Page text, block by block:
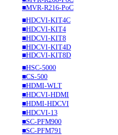
■MVR-R216-PoC
■HDCVI-KIT4C
■HDCVI-KIT4
■HDCVI-KIT8
■HDCVI-KIT4D
■HDCVI-KIT8D
■HSC-5000
■CS-500
■HDMI-WLT
■HDCVI-HDMI
■HDMI-HDCVI
■HDCVI-13
■SC-PFM900
■SC-PFM791